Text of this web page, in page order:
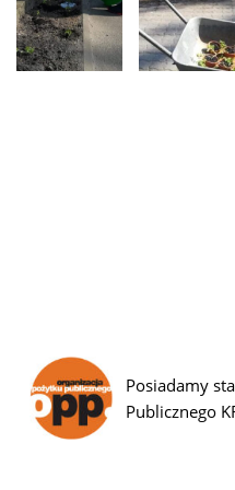
Posiadamy
Publicznego